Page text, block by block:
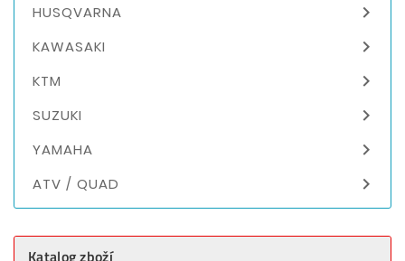
HUSQVARNA 
KAWASAKI 
KTM 
SUZUKI 
YAMAHA 
ATV / QUAD 
Katalog zboží